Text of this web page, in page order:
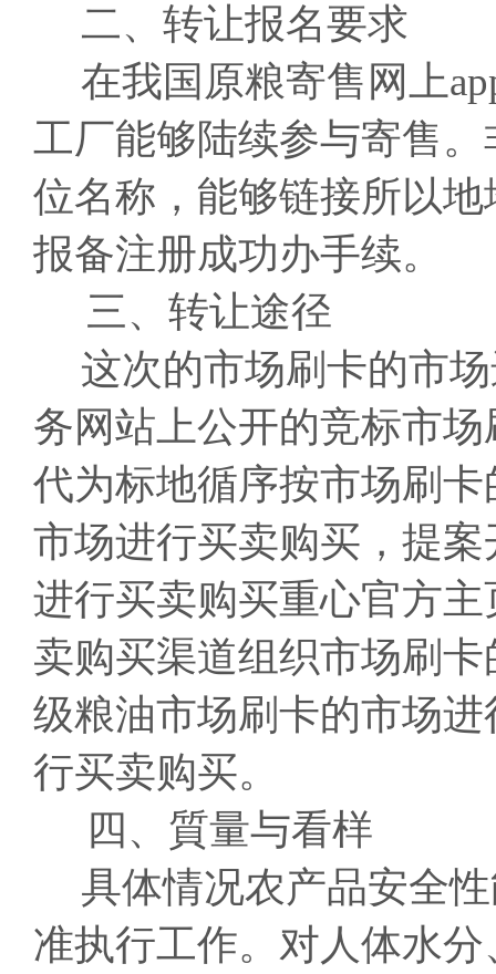
二、转让报名要求
在我国原粮寄售网上
工厂能够陆续参与寄售
位名称，能够链接所以
报备注册成功办手续。
三、转让途径
这次的市场刷卡的市
务网站上公开的竞标市
代为标地循序按市场刷
市场进行买卖购买，提
进行买卖购买重心官方
卖购买渠道组织市场刷
级粮油市场刷卡的市场
行买卖购买。
四、質量与看样
具体情况农产品安全
准执行工作。对人体水